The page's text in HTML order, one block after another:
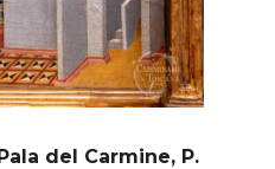
del Carmine, P.